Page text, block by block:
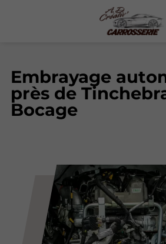
Embrayage
près de
Bocage